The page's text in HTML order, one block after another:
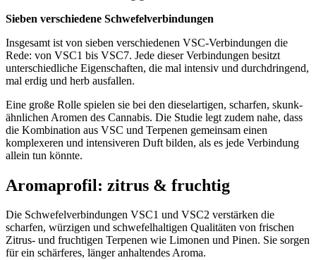
Sieben verschiedene Schwefelverbindungen
Insgesamt ist von sieben verschiedenen VSC-Verbindungen die
Rede: von VSC1 bis VSC7. Jede dieser Verbindungen besitzt
unterschiedliche Eigenschaften, die mal intensiv und durchdringend,
mal erdig und herb ausfallen.
Eine große Rolle spielen sie bei den dieselartigen, scharfen, skunk-
ähnlichen Aromen des Cannabis. Die Studie legt zudem nahe, dass
die Kombination aus VSC und Terpenen gemeinsam einen
komplexeren und intensiveren Duft bilden, als es jede Verbindung
allein tun könnte.
Aromaprofil: zitrus & fruchtig
Die Schwefelverbindungen VSC1 und VSC2 verstärken die
scharfen, würzigen und schwefelhaltigen Qualitäten von frischen
Zitrus- und fruchtigen Terpenen wie Limonen und Pinen. Sie sorgen
für ein schärferes, länger anhaltendes Aroma.